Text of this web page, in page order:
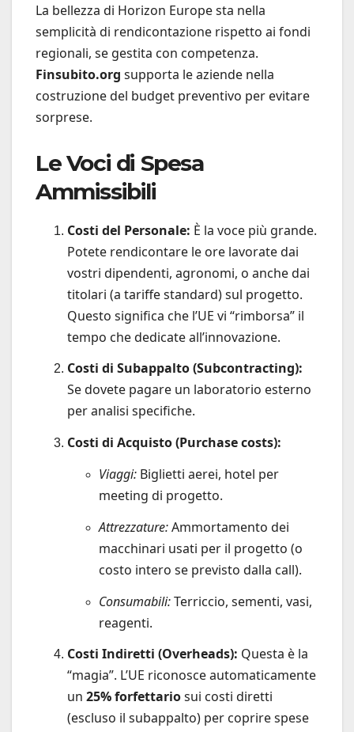
La bellezza di Horizon Europe sta nella
semplicità di rendicontazione rispetto ai fondi
regionali, se gestita con competenza.
Finsubito.org supporta le aziende nella
costruzione del budget preventivo per evitare
sorprese.
Le Voci di Spesa
Ammissibili
Costi del Personale: È la voce più grande.
Potete rendicontare le ore lavorate dai
vostri dipendenti, agronomi, o anche dai
titolari (a tariffe standard) sul progetto.
Questo significa che l’UE vi “rimborsa” il
tempo che dedicate all’innovazione.
Costi di Subappalto (Subcontracting):
Se dovete pagare un laboratorio esterno
per analisi specifiche.
Costi di Acquisto (Purchase costs):
Viaggi: Biglietti aerei, hotel per
meeting di progetto.
Attrezzature:Ammortamento dei
macchinari usati per il progetto (o
costo intero se previsto dalla call).
Consumabili:Terriccio, sementi, vasi,
reagenti.
Costi Indiretti (Overheads): Questa è la
“magia”. L’UE riconosce automaticamente
un 25% forfettariosui costi diretti
(escluso il subappalto) per coprire spese